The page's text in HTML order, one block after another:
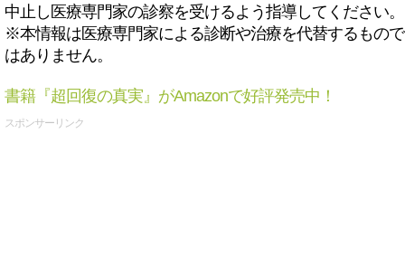
中止し医療専門家の診察を受けるよう指導してください。
※本情報は医療専門家による診断や治療を代替するもので
はありません。
書籍『超回復の真実』がAmazonで好評発売中！
スポンサーリンク